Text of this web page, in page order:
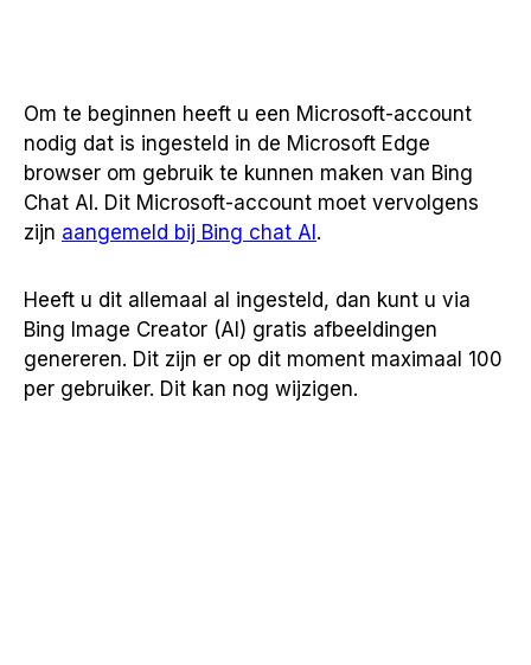
Om te beginnen heeft u een Microsoft-account
nodig dat is ingesteld in de Microsoft Edge
browser om gebruik te kunnen maken van Bing
Chat AI. Dit Microsoft-account moet vervolgens
zijn aangemeld bij Bing chat AI .
Heeft u dit allemaal al ingesteld, dan kunt u via
Bing Image Creator (AI) gratis afbeeldingen
genereren. Dit zijn er op dit moment maximaal 100
per gebruiker. Dit kan nog wijzigen.